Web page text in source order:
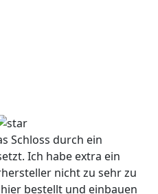
Schloss durch ein
Ich habe extra ein
nicht zu sehr zu
bestellt und einbauen